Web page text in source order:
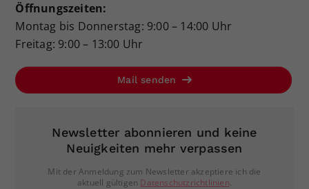
Öffnungszeiten:
Montag bis Donnerstag: 9:00 – 14:00 Uhr
Freitag: 9:00 – 13:00 Uhr
Mail senden
Newsletter abonnieren und keine
Neuigkeiten mehr verpassen
Mit der Anmeldung zum Newsletter akzeptiere ich die
aktuell gültigen Datenschutzrichtlinien.